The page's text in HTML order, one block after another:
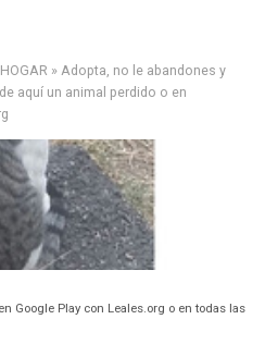
» Adopta, no le abandones y
aquí un animal perdido o en
Google Play con Leales.org o en todas las